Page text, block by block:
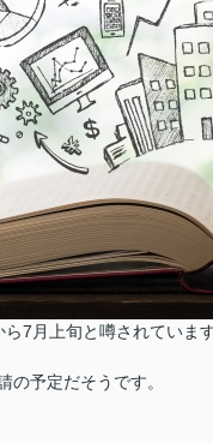
7月上旬と噂されていま
の予定だそうです。